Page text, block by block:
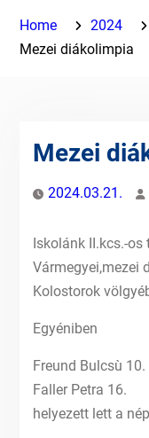
Home 2024
Mezei diákolimpia
Mezei
2024.03.21.
Iskolánk II.kcs.-
Vármegyei,mezei
Kolostorok
Egyéniben
Freund Bulcsù 10.
Faller Petra 16.
helyezett lett a